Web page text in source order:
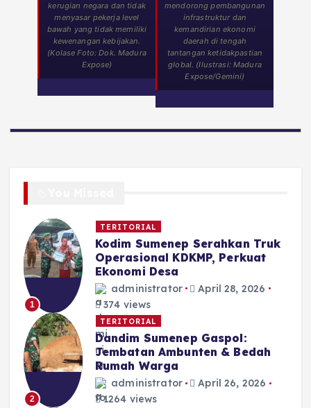
kerugian negara dan tidak
menyasar pekerja level
bawah yang tidak memiliki
kewenangan kebijakan.
(Kolase Foto: Dok. Madura
Expose)
mendorong pembangunan
infrastruktur dan
kemandirian ekonomi
daerah di tengah
tantangan ketidakpastian
global. (Ilustrasi: Madura
Expose/Gemini)
1
TERITORIAL
Kodim Sumenep Serahkan Truk
Operasional KDKMP, Perkuat
Ekonomi Desa
administrator
April 28, 2026
374 views
2
TERITORIAL
Dandim Sumenep Gaspol:
Jembatan Ambunten & Bedah
Rumah Warga
administrator
April 26, 2026
1264 views